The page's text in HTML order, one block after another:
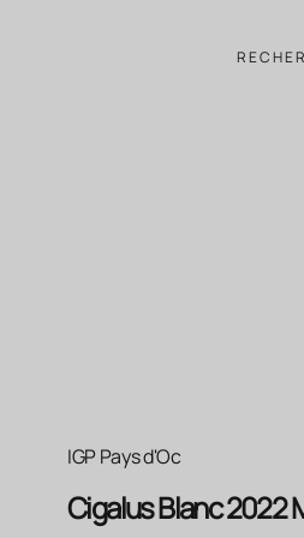
caisse bois
IGP Pays d'Oc
Cigalus Blanc 2022